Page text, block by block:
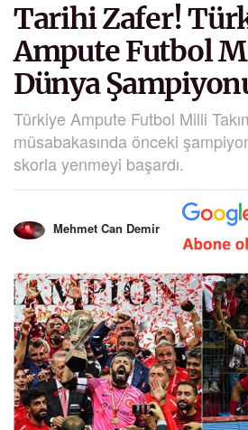
Tarihi Zafer!
Ampute Futbol
Dünya
Türkiye Ampute Futbol Milli
müsabakasında önceki
skorla yenmeyi başardı.
Mehmet Can Demir